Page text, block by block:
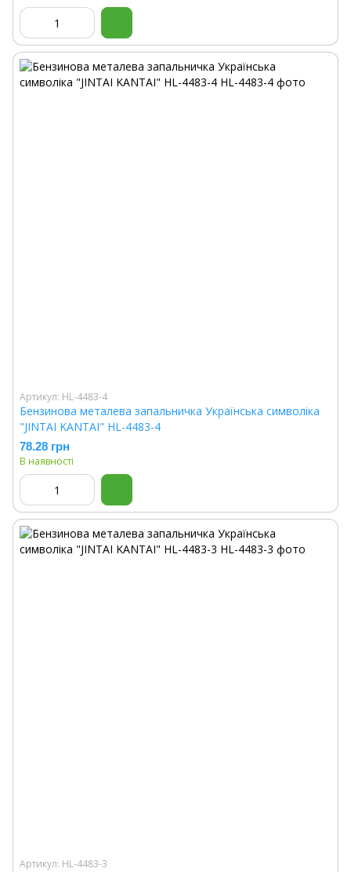
Артикул: HL-4483-4
Бензинова металева запальничка Українська символіка
"JINTAI KANTAI" HL-4483-4
78.28 грн
В наявності
Артикул: HL-4483-3